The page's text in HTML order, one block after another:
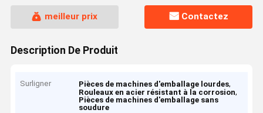
meilleur prix Contactez
Description De Produit
Surligner Pièces de machines d'emballage lourdes,
Rouleaux en acier résistant à la corrosion,
Pièces de machines d'emballage sans
soudure